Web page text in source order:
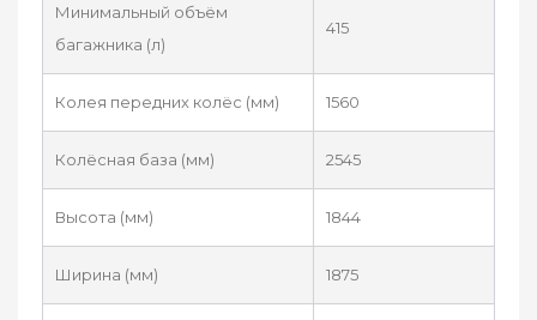
Минимальный объём
багажника (л)
415
Колея передних колёс (мм) 1560
Колёсная база (мм) 2545
Высота (мм) 1844
Ширина (мм) 1875